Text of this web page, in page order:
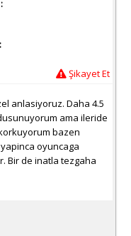
Şikayet Et
anlasiyoruz. Daha 4.5
ama ileride
bazen
yapinca oyuncaga
Bir de inatla tezgaha